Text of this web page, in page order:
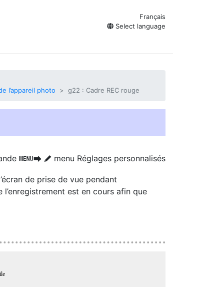
Français
Select language
l’appareil photo g22 : Cadre REC rouge
GU A menu Réglages personnalisés
de prise de vue pendant
est en cours afin que